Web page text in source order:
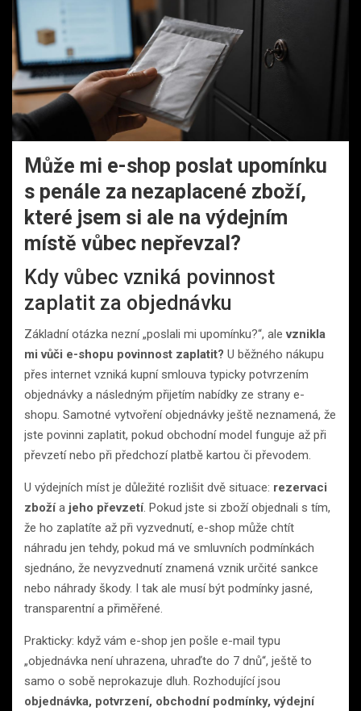
Může mi e-shop poslat upomínku
s penále za nezaplacené zboží,
které jsem si ale na výdejním
místě vůbec nepřevzal?
Kdy vůbec vzniká povinnost
zaplatit za objednávku
Základní otázka nezní „poslali mi upomínku?“, alevznikla
mi vůči e-shopu povinnost zaplatit? U běžného nákupu
přes internet vzniká kupní smlouva typicky potvrzením
objednávky a následným přijetím nabídky ze strany e-
shopu. Samotné vytvoření objednávky ještě neznamená, že
jste povinni zaplatit, pokud obchodní model funguje až při
převzetí nebo při předchozí platbě kartou či převodem.
U výdejních míst je důležité rozlišit dvě situace: rezervaci
zbožía jeho převzetí. Pokud jste si zboží objednali s tím,
že ho zaplatíte až při vyzvednutí, e-shop může chtít
náhradu jen tehdy, pokud má ve smluvních podmínkách
sjednáno, že nevyzvednutí znamená vznik určité sankce
nebo náhrady škody. I tak ale musí být podmínky jasné,
transparentní a přiměřené.
Prakticky: když vám e-shop jen pošle e-mail typu
„objednávka není uhrazena, uhraďte do 7 dnů“, ještě to
samo o sobě neprokazuje dluh. Rozhodující jsou
objednávka, potvrzení, obchodní podmínky, výdejní